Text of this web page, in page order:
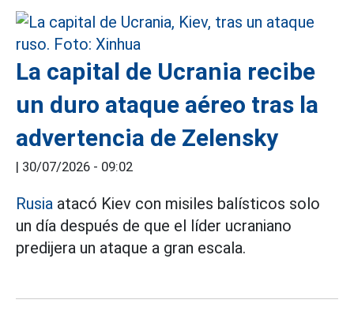
La capital de Ucrania recibe
un duro ataque aéreo tras la
advertencia de Zelensky
| 30/07/2026 - 09:02
Rusia atacó Kiev con misiles balísticos solo
un día después de que el líder ucraniano
predijera un ataque a gran escala.